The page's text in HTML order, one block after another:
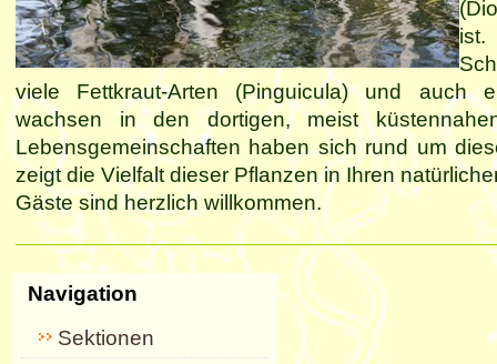
viele Fettkraut-Arten (Pinguicula) und auch
wachsen in den dortigen, meist
Lebensgemeinschaften haben sich rund um
zeigt die Vielfalt dieser Pflanzen in Ihren
Gäste sind herzlich willkommen.
Navigation
Sektionen